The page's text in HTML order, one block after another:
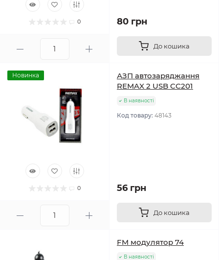
0 80 грн
До кошика
Новинка
0
АЗП автозаряджання
REMAX 2 USB CC201
В наявності
Код товару: 48143
56 грн
До кошика
FM модулятор 74
В наявності